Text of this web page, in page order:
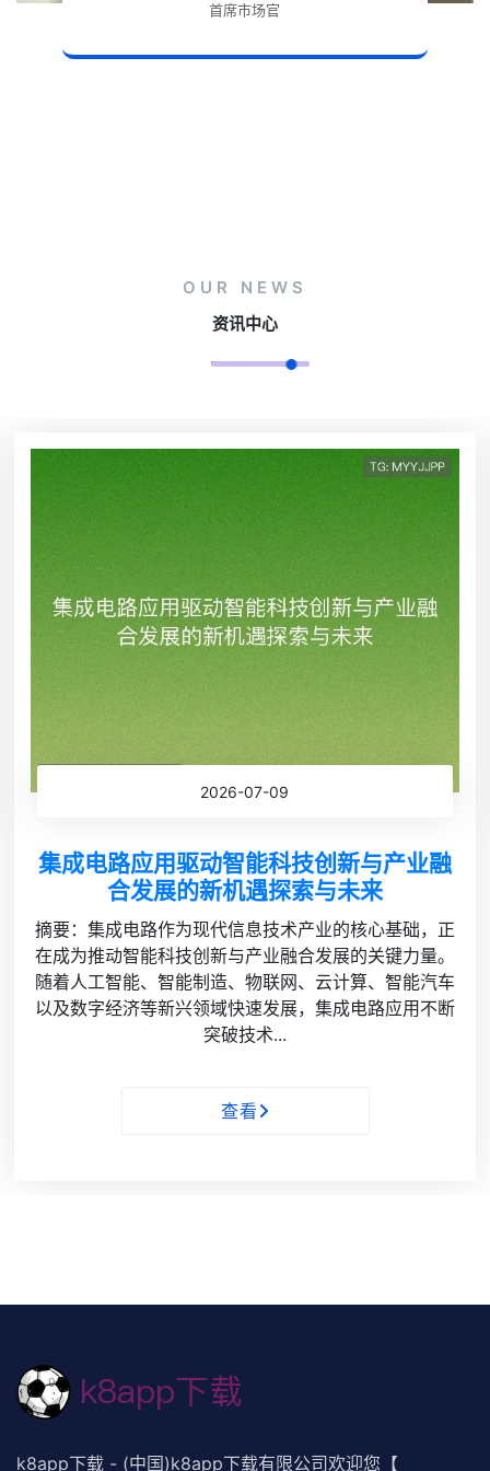
首席市场官
OUR NEWS
资讯中心
2026-07-09
集成电路应用驱动智能科技创新与产业融
合发展的新机遇探索与未来
摘要：集成电路作为现代信息技术产业的核心基础，正
在成为推动智能科技创新与产业融合发展的关键力量。
随着人工智能、智能制造、物联网、云计算、智能汽车
以及数字经济等新兴领域快速发展，集成电路应用不断
突破技术...
查看
k8app下载 - (中国)k8app下载有限公司欢迎您【